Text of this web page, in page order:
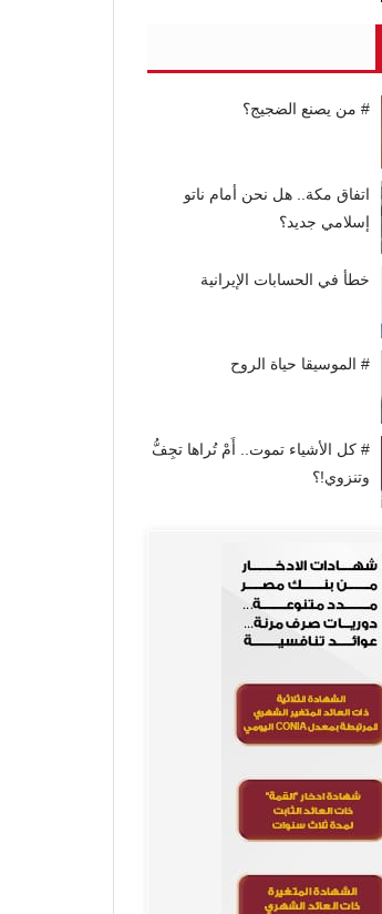
# من يصنع الضجيج؟
اتفاق مكة.. هل نحن أمام ناتو
إسلامي جديد؟
خطأ في الحسابات الإيرانية
# الموسيقا حياة الروح
# كل الأشياء تموت.. أَمْ تُراها تجِفُّ
وتنزوي!؟